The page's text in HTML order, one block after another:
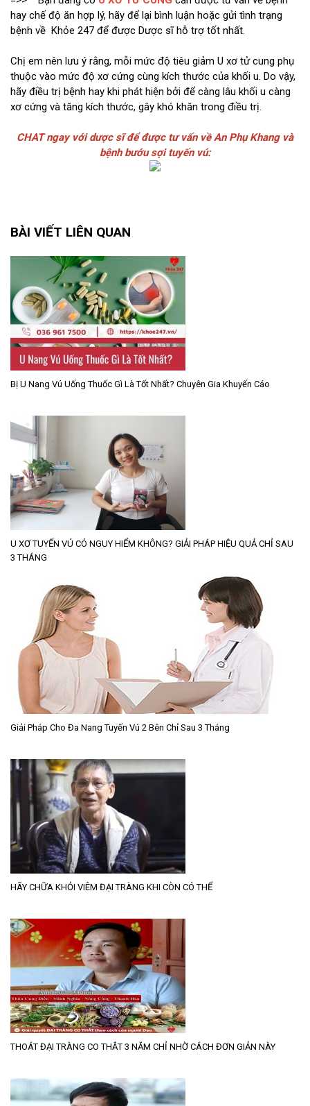
hay chế độ ăn hợp lý, hãy để lại bình luận hoặc gửi tình trạng
bệnh về Khỏe 247 để được Dược sĩ hỗ trợ tốt nhất.
Chị em nên lưu ý rằng, mỗi mức độ tiêu giảm U xơ tử cung phụ
thuộc vào mức độ xơ cứng cùng kích thước của khối u. Do vậy,
hãy điều trị bệnh hay khi phát hiện bởi để càng lâu khối u càng
xơ cứng và tăng kích thước, gây khó khăn trong điều trị.
CHAT ngay với dược sĩ để được tư vấn về An Phụ Khang và
bệnh bướu sợi tuyến vú:
BÀI VIẾT LIÊN QUAN
Bị U Nang Vú Uống Thuốc Gì Là Tốt Nhất? Chuyên Gia Khuyến Cáo
U XƠ TUYẾN VÚ CÓ NGUY HIỂM KHÔNG? GIẢI PHÁP HIỆU QUẢ CHỈ SAU
3 THÁNG
Giải Pháp Cho Đa Nang Tuyến Vú 2 Bên Chỉ Sau 3 Tháng
HÃY CHỮA KHỎI VIÊM ĐẠI TRÀNG KHI CÒN CÓ THỂ
THOÁT ĐẠI TRÀNG CO THẮT 3 NĂM CHỈ NHỜ CÁCH ĐƠN GIẢN NÀY